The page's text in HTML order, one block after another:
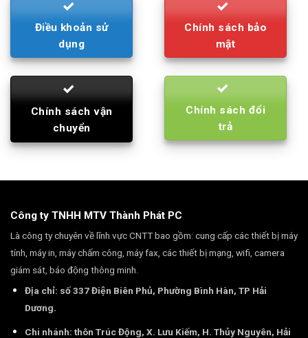
Điều khoản sử
dụng
Chính sách bảo
mật
Chính sách vận
chuyển
Chính sách đổi
trả
Công ty TNHH MTV Thành Phát PC
Là công ty chuyên về lĩnh vực CNTT bao gồm: cung cấp các thiết bị máy
tính, máy in, máy chấm công, máy fax, các thiết bị mạng, wifi, camera
giám sát, báo động thông minh.
Địa chỉ: số 337 Điện Biên Phủ, Phường Bình Hàn, TP Hải
Dương.
Chi nhánh: thôn Trúc Động, X. Lưu Kiếm, H. Thủy Nguyên, Hải